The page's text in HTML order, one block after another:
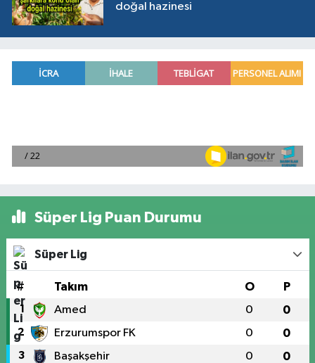
doğal hazinesi
Süper Lig Puan Durumu
Süper Lig
# Takım O P
1 Amed 0 0
2 Erzurumspor FK 0 0
3 Başakşehir 0 0